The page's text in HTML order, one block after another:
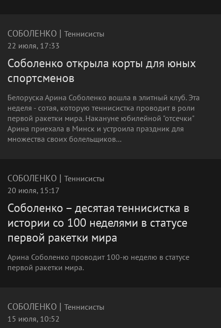
СОБОЛЕНКО | Теннисисты
22 июля, 17:33
Соболенко открыла корты для юных
спортсменов
Белоруска Арина Соболенко вошла в элитный клуб. Эта
неделя - сотая, которую теннисистка проводит в роли
первой ракетки мира. Накануне юбилейной "отсечки"
Арина приехала в Минск и устроила праздник для
множества своих болельщиков...
СОБОЛЕНКО | Теннисисты
20 июля, 15:17
Соболенко – десятая теннисистка в
истории со 100 неделями в статусе
первой ракетки мира
Арина Соболенко проводит 100-ю неделю в статусе
первой ракетки мира.
СОБОЛЕНКО | Теннисисты
15 июля, 10:52